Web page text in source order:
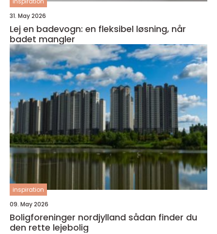
31. May 2026
Lej en badevogn: en fleksibel løsning, når
badet mangler
inspiration
09. May 2026
Boligforeninger nordjylland sådan finder du
den rette lejebolig